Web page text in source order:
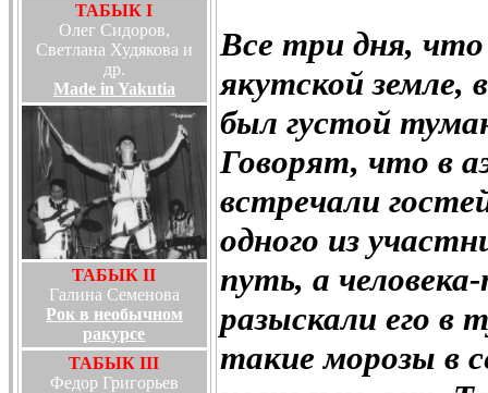
ТАБЫК I
Олег Сидоров,
Светлана Худякова и
др.
Made in Yakutia
ТАБЫК II
Галина Семенова
Рок в необычном
ракурсе
ТАБЫК III
Федор Григорьев
Все три дня,
якутской земле,
был густой
Говорят, что в
встречали
одного из
путь, а
разыскали его в
такие морозы в